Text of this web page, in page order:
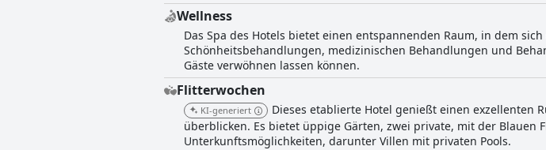
Wellness
Das Spa des Hotels bietet einen entspannenden Raum, in dem
Schönheitsbehandlungen, medizinischen Behandlungen und
Gäste verwöhnen lassen können.
Flitterwochen
KI-generiert
Dieses etablierte Hotel genießt einen exzellenten
überblicken. Es bietet üppige Gärten, zwei private, mit der Blauen
Unterkunftsmöglichkeiten, darunter Villen mit privaten Pools.